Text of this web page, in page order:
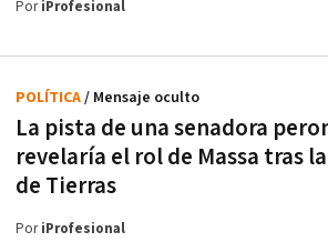
PoriProfesional
La pista de una senadora
revelaría el rol de Massa tras
de Tierras
POLÍTICA/ Mensaje oculto
PoriProfesional